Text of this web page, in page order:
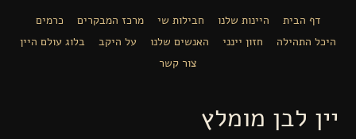
היינות שלנו חבילות שי מרכז המבקרים
כרמים
חזון יינני האנשים שלנו על היקב
בלוג עולם היין
לבן מומלץ